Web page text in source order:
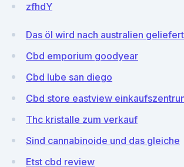
zfhdY
Das öl wird nach australien geliefert
Cbd emporium goodyear
Cbd lube san diego
Cbd store eastview
Thc kristalle zum verkauf
Sind cannabinoide und das gleiche
Etst cbd review